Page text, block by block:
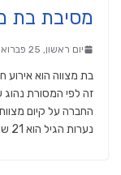
מסיבת בת
יום ראשון, 25 פברואר 2018, 15:50
זה לפי המסורת
נערות הגיל הוא 21 שנה אחת פחות,